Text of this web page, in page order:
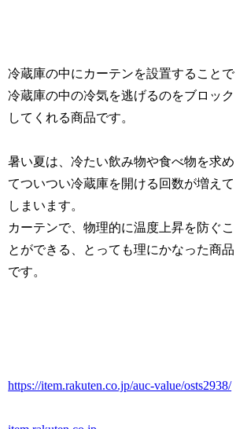
冷蔵庫の中にカーテンを設置することで
冷蔵庫の中の冷気を逃げるのをブロック
してくれる商品です。
暑い夏は、冷たい飲み物や食べ物を求め
てついつい冷蔵庫を開ける回数が増えて
しまいます。
カーテンで、物理的に温度上昇を防ぐこ
とができる、とっても理にかなった商品
です。
https://item.rakuten.co.jp/auc-value/osts2938/